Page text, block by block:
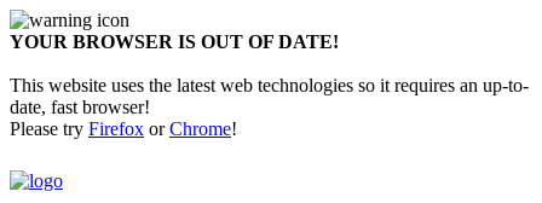
YOUR BROWSER IS OUT OF DATE!
This website uses the latest web technologies so it requires an up-to-
date, fast browser!
Please try Firefox orChrome!